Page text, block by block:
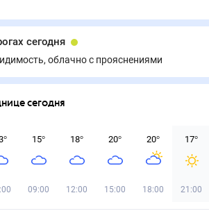
сегодня
облачно с прояснениями
сегодня
° 15°
09:00
18°
12:00
20°
15:00
20°
18:00
17°
21:00